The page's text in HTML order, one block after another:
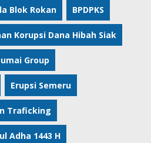
Blok Rokan BPDPKS
Korupsi Dana Hibah Siak
Group
Erupsi Semeru
Traficking
Adha 1443 H